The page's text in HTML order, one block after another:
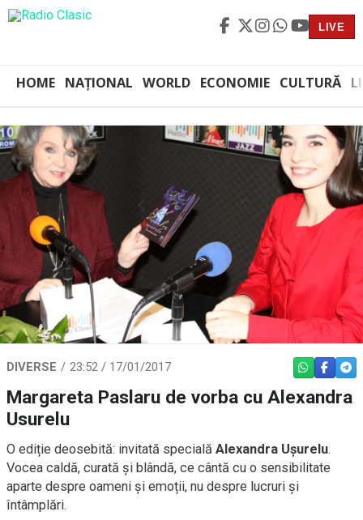
LIVE
HOME NAȚIONAL WORLD ECONOMIE CULTURĂ
DIVERSE 23:52 / 17/01/2017 WHATSAPP
Margareta Paslaru de vorba cu Alexandra
Usurelu
O ediție deosebită: invitată specială Alexandra Ușurelu.
Vocea caldă, curată și blândă, ce cântă cu o sensibilitate
aparte despre oameni și emoții, nu despre lucruri și
întâmplări.